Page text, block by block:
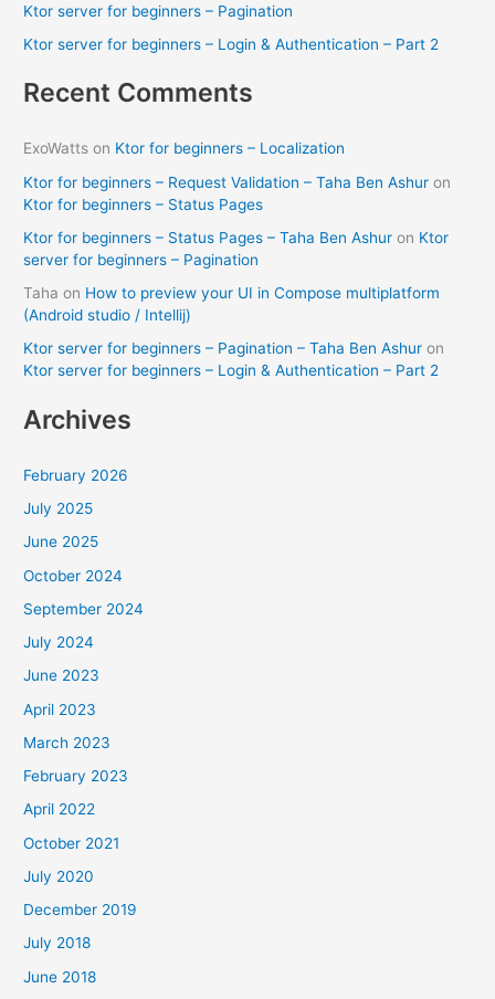
r
:
Ktor server for beginners – Pagination
Ktor server for beginners – Login & Authentication – Part 2
Recent Comments
ExoWatts on Ktor for beginners – Localization
Ktor for beginners – Request Validation – Taha Ben Ashur on
Ktor for beginners – Status Pages
Ktor for beginners – Status Pages – Taha Ben Ashur on Ktor
server for beginners – Pagination
Taha on How to preview your UI in Compose multiplatform
(Android studio / Intellij)
Ktor server for beginners – Pagination – Taha Ben Ashur on
Ktor server for beginners – Login & Authentication – Part 2
Archives
February 2026
July 2025
June 2025
October 2024
September 2024
July 2024
June 2023
April 2023
March 2023
February 2023
April 2022
October 2021
July 2020
December 2019
July 2018
June 2018